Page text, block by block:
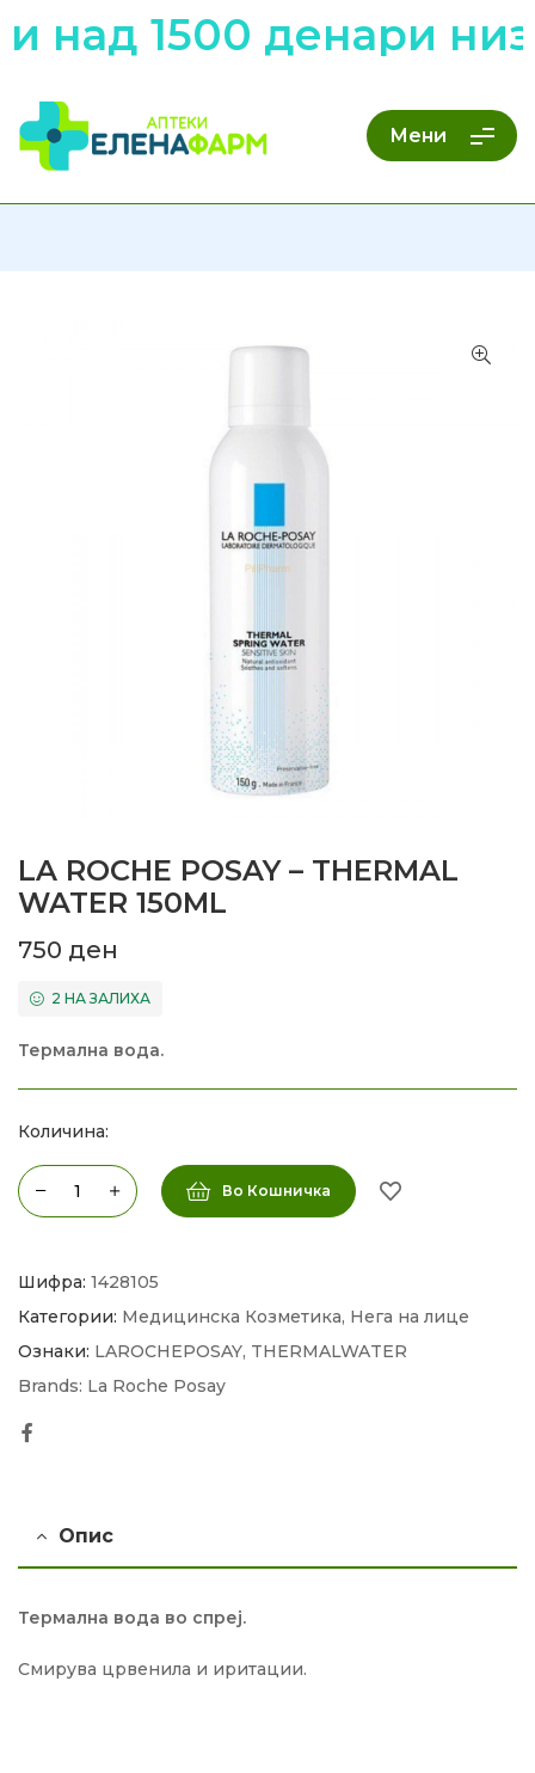
1500 денари низ
Мени
LA ROCHE POSAY – THERMAL
WATER 150ML
750 ден
2 НА ЗАЛИХА
Термална вода.
Количина:
Во Кошничка
Шифра: 1428105
Категории: Медицинска Козметика, Нега на лице
Ознаки: LAROCHEPOSAY, THERMALWATER
Brands: La Roche Posay
Опис
Термална вода во спреј.
Смирува црвенила и иритации.